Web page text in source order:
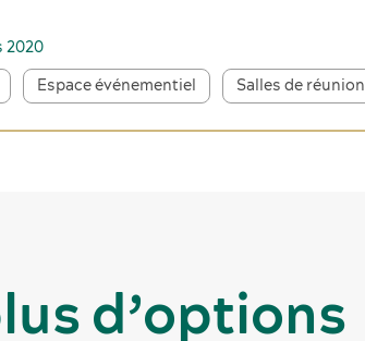
2020
Espace événementiel Salles de réunion
d’options